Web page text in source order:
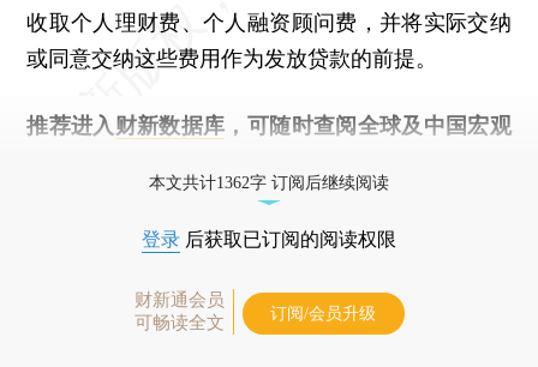
收取个人理财费、个人融资顾问费，并将实际交纳
或同意交纳这些费用作为发放贷款的前提。
推荐进入 财新数据库 ，可随时查阅全球及中国宏观
本文共计1362字 订阅后继续阅读
登录 后获取已订阅的阅读权限
财新通会员
可畅读全文
订阅/会员升级